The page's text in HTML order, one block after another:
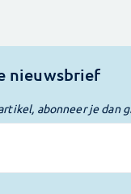
nieuwsbrief
abonneer je dan